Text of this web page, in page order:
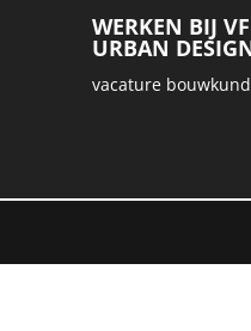
WERKEN BIJ
URBAN
vacature